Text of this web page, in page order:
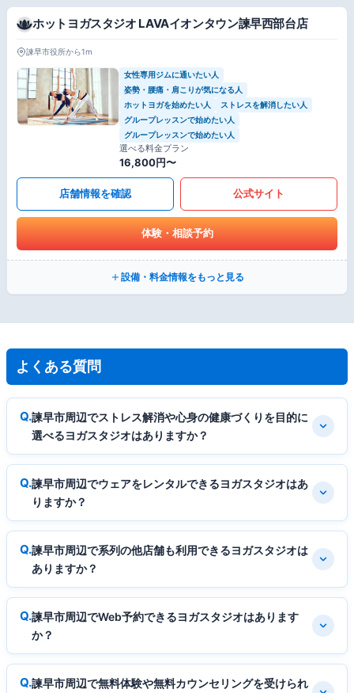
ホットヨガスタジオ LAVAイオンタウン諫早西部台店
諫早市役所から1m
女性専用ジムに通いたい人
姿勢・腰痛・肩こりが気になる人
ホットヨガを始めたい人
ストレスを解消したい人
グループレッスンで始めたい人
グループレッスンで始めたい人
選べる料金プラン
16,800円〜
店舗情報を確認 公式サイト
体験・相談予約
設備・料金情報をもっと見る
よくある質問
諫早市周辺でストレス解消や心身の健康づくりを目的に
選べるヨガスタジオはありますか？
諫早市周辺でウェアをレンタルできるヨガスタジオはあ
りますか？
諫早市周辺で系列の他店舗も利用できるヨガスタジオは
ありますか？
諫早市周辺でWeb予約できるヨガスタジオはあります
か？
諫早市周辺で無料体験や無料カウンセリングを受けられ